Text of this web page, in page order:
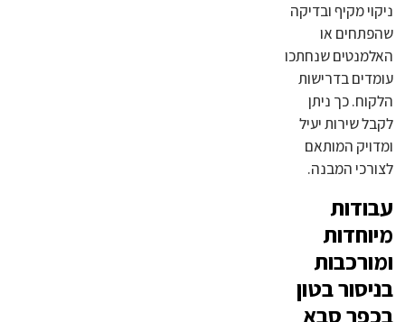
ניקוי מקיף ובדיקה
שהפתחים או
האלמנטים שנחתכו
עומדים בדרישות
הלקוח. כך ניתן
לקבל שירות יעיל
ומדויק המותאם
לצורכי המבנה.
עבודות
מיוחדות
ומורכבות
בניסור בטון
בכפר סבא